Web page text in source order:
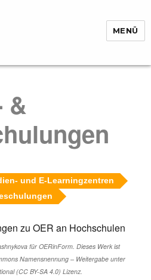
MENÜ
&
und E-Learningzentren
für OERinForm. Dieses Werk ist
Namensnennung – Weitergabe unter
(CC BY-SA 4.0) Lizenz.